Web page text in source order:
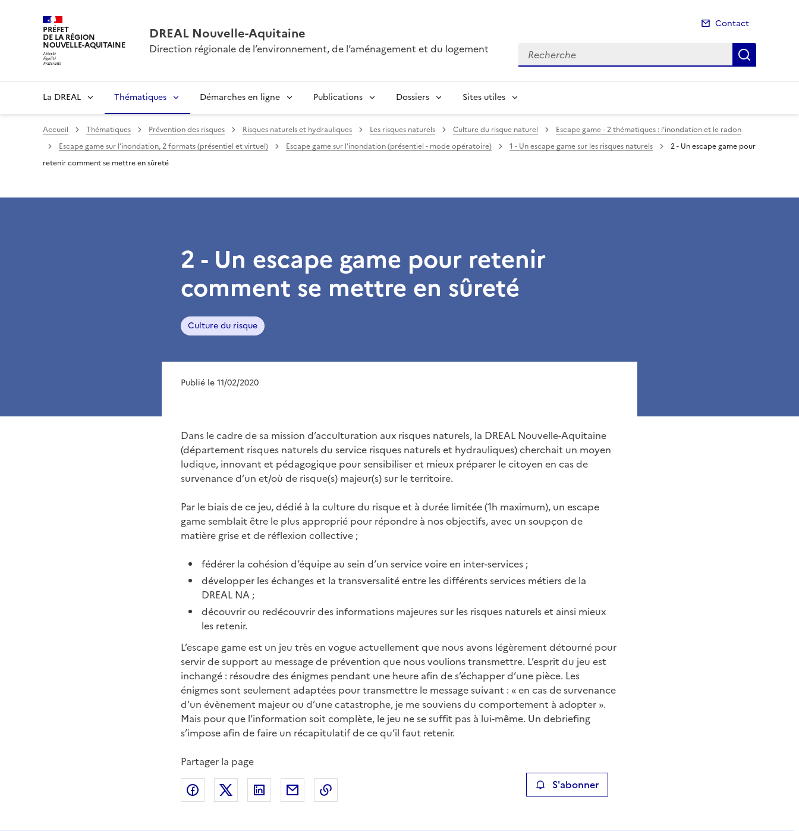
PRÉFET
DE LA RÉGION
NOUVELLE-AQUITAINE
DREAL Nouvelle-Aquitaine
Direction régionale de l’environnement, de l’aménagement et du logement
Contact
Recherche
La DREAL Thématiques Démarches en ligne Publications Dossiers Sites utiles
Accueil Thématiques Prévention des risques Risques naturels et hydrauliques Les risques naturels Culture du risque naturel
Escape game - 2 thématiques : l’inondation et le radon
Escape game sur l’inondation, 2 formats (présentiel et virtuel)
Escape game sur l’inondation (présentiel - mode opératoire) 1 - Un escape game sur les risques naturels
2 - Un escape game pour
retenir comment se mettre en sûreté
2 - Un escape game pour retenir
comment se mettre en sûreté
Culture du risque
Publié le 11/02/2020
Dans le cadre de sa mission d’acculturation aux risques naturels, la DREAL Nouvelle-Aquitaine
(département risques naturels du service risques naturels et hydrauliques) cherchait un moyen
ludique, innovant et pédagogique pour sensibiliser et mieux préparer le citoyen en cas de
survenance d’un et/où de risque(s) majeur(s) sur le territoire.
Par le biais de ce jeu, dédié à la culture du risque et à durée limitée (1h maximum), un escape
game semblait être le plus approprié pour répondre à nos objectifs, avec un soupçon de
matière grise et de réflexion collective ;
fédérer la cohésion d’équipe au sein d’un service voire en inter-services ;
développer les échanges et la transversalité entre les différents services métiers de la
DREAL NA ;
découvrir ou redécouvrir des informations majeures sur les risques naturels et ainsi mieux
les retenir.
L’escape game est un jeu très en vogue actuellement que nous avons légèrement détourné pour
servir de support au message de prévention que nous voulions transmettre. L’esprit du jeu est
inchangé : résoudre des énigmes pendant une heure afin de s’échapper d’une pièce. Les
énigmes sont seulement adaptées pour transmettre le message suivant : « en cas de survenance
d’un évènement majeur ou d’une catastrophe, je me souviens du comportement à adopter ».
Mais pour que l’information soit complète, le jeu ne se suffit pas à lui-même. Un debriefing
s’impose afin de faire un récapitulatif de ce qu’il faut retenir.
Partager la page
Partager sur Facebook
Partager sur XPartager sur LinkedIn
Partager par emailCopier le lien de la page dans le presse-papier S'abonner